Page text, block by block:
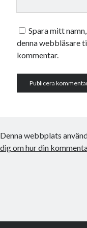
Spara mitt
denna webbläsare
kommentar.
Denna webbplats
dig om hur din